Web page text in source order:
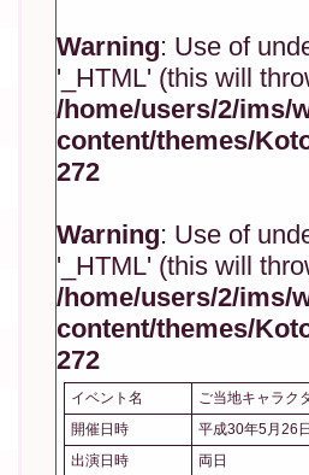
Warning: Use of
'_HTML' (this will
/home/users/2/ims/
content/themes/
272
Warning: Use of
'_HTML' (this will
/home/users/2/ims/
content/themes/
272
イベント名
ご当地キャラク
開催日時
平成30年5月26
出演日時
両日